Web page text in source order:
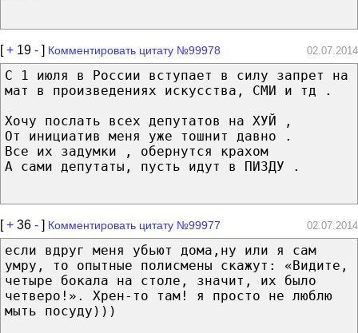
[+ 19 - ] Комментировать цитату №99978 02.07.2014
С 1 июля в России вступает в силу запрет на
мат в произведениях искусства, СМИ и тд .
Хочу послать всех депутатов на ХУЙ ,
От инициатив меня уже тошнит давно .
Все их задумки , обернутся крахом
А сами депутаты, пусть идут в ПИЗДУ .
[+ 36 - ] Комментировать цитату №99977 02.07.2014
если вдруг меня убьют дома,ну или я сам
умру, то опытные полисмены скажут: «Видите,
четыре бокала на столе, значит, их было
четверо!». Хрен-то там! я просто не люблю
мыть посуду)))